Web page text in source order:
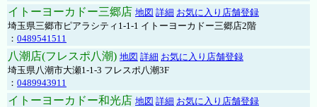
イトーヨーカドー三郷店 地図 詳細 お気に入り店舗登録
埼玉県三郷市ピアラシティ1-1-1 イトーヨーカドー三郷店2階
： 0489541511
八潮店(フレスポ八潮) 地図 詳細 お気に入り店舗登録
埼玉県八潮市大瀬1-1-3 フレスポ八潮3F
： 0489943911
イトーヨーカドー和光店 地図 詳細 お気に入り店舗登録